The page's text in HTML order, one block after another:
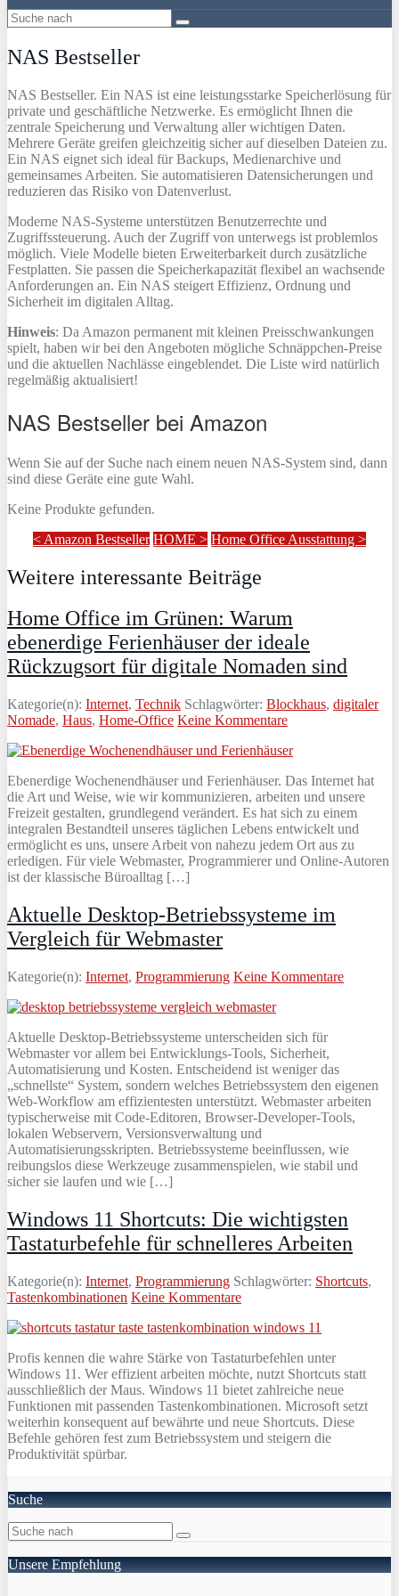
NAS Bestseller
NAS Bestseller. Ein NAS ist eine leistungsstarke Speicherlösung für
private und geschäftliche Netzwerke. Es ermöglicht Ihnen die
zentrale Speicherung und Verwaltung aller wichtigen Daten.
Mehrere Geräte greifen gleichzeitig sicher auf dieselben Dateien zu.
Ein NAS eignet sich ideal für Backups, Medienarchive und
gemeinsames Arbeiten. Sie automatisieren Datensicherungen und
reduzieren das Risiko von Datenverlust.
Moderne NAS-Systeme unterstützen Benutzerrechte und
Zugriffssteuerung. Auch der Zugriff von unterwegs ist problemlos
möglich. Viele Modelle bieten Erweiterbarkeit durch zusätzliche
Festplatten. Sie passen die Speicherkapazität flexibel an wachsende
Anforderungen an. Ein NAS steigert Effizienz, Ordnung und
Sicherheit im digitalen Alltag.
Hinweis: Da Amazon permanent mit kleinen Preisschwankungen
spielt, haben wir bei den Angeboten mögliche Schnäppchen-Preise
und die aktuellen Nachlässe eingeblendet. Die Liste wird natürlich
regelmäßig aktualisiert!
NAS Bestseller bei Amazon
Wenn Sie auf der Suche nach einem neuen NAS-System sind, dann
sind diese Geräte eine gute Wahl.
Keine Produkte gefunden.
< Amazon Bestseller HOME > Home Office Ausstattung >
Weitere interessante Beiträge
Home Office im Grünen: Warum
ebenerdige Ferienhäuser der ideale
Rückzugsort für digitale Nomaden sind
Kategorie(n): Internet, Technik Schlagwörter: Blockhaus, digitaler
Nomade, Haus, Home-Office Keine Kommentare
Ebenerdige Wochenendhäuser und Ferienhäuser. Das Internet hat
die Art und Weise, wie wir kommunizieren, arbeiten und unsere
Freizeit gestalten, grundlegend verändert. Es hat sich zu einem
integralen Bestandteil unseres täglichen Lebens entwickelt und
ermöglicht es uns, unsere Arbeit von nahezu jedem Ort aus zu
erledigen. Für viele Webmaster, Programmierer und Online-Autoren
ist der klassische Büroalltag […]
Aktuelle Desktop-Betriebssysteme im
Vergleich für Webmaster
Kategorie(n): Internet, Programmierung Keine Kommentare
Aktuelle Desktop-Betriebssysteme unterscheiden sich für
Webmaster vor allem bei Entwicklungs-Tools, Sicherheit,
Automatisierung und Kosten. Entscheidend ist weniger das
„schnellste“ System, sondern welches Betriebssystem den eigenen
Web-Workflow am effizientesten unterstützt. Webmaster arbeiten
typischerweise mit Code-Editoren, Browser-Developer-Tools,
lokalen Webservern, Versionsverwaltung und
Automatisierungsskripten. Betriebssysteme beeinflussen, wie
reibungslos diese Werkzeuge zusammenspielen, wie stabil und
sicher sie laufen und wie […]
Windows 11 Shortcuts: Die wichtigsten
Tastaturbefehle für schnelleres Arbeiten
Kategorie(n): Internet, Programmierung Schlagwörter: Shortcuts,
Tastenkombinationen Keine Kommentare
Profis kennen die wahre Stärke von Tastaturbefehlen unter
Windows 11. Wer effizient arbeiten möchte, nutzt Shortcuts statt
ausschließlich der Maus. Windows 11 bietet zahlreiche neue
Funktionen mit passenden Tastenkombinationen. Microsoft setzt
weiterhin konsequent auf bewährte und neue Shortcuts. Diese
Befehle gehören fest zum Betriebssystem und steigern die
Produktivität spürbar.
Suche
Unsere Empfehlung